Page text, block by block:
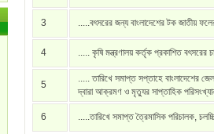
3 .....বৎসরের জন্য বাংলাদেশের টক জাতীয়
4 ..... কৃষি মন্ত্রণালয় কর্তৃক প্রকাশিত বৎসরের
5
..... তারিখে সমাপ্ত সপ্তাহে বাংলাদেশের
দ্বারা আক্রমণ ও মৃত্যুর সাপ্তাহিক
6 .....তারিখে সমাপ্ত ত্রৈমাসিক পরিচালক,